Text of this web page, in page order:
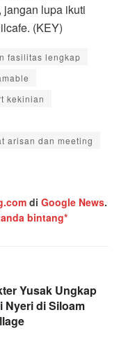
jangan lupa ikuti
(KEY)
fasilitas lengkap
kekinian
arisan dan meeting
di Google News.
bintang*
Yusak Ungkap
Nyeri di Siloam